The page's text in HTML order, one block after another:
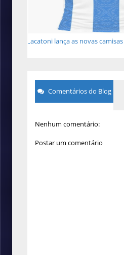
Lacatoni lança as novas
Comentários do Blog
Nenhum comentário:
Postar um comentário